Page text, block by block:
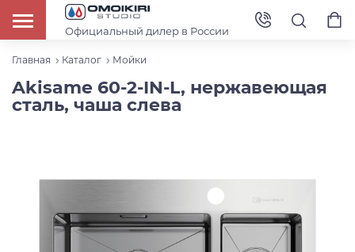
Официальный дилер в России
Главная Каталог Мойки
Akisame 60-2-IN-L, нержавеющая
сталь, чаша слева